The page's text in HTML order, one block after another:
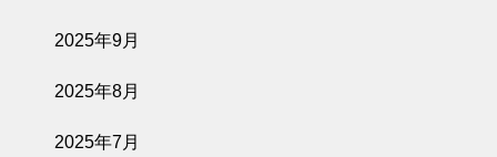
2025年9月
2025年8月
2025年7月